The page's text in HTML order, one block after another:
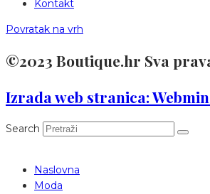
Kontakt
Povratak na vrh
©2023 Boutique.hr Sva
Izrada web stranica:
Search
Naslovna
Moda